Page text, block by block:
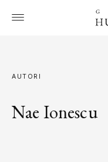
AUTORI
Nae Ionescu